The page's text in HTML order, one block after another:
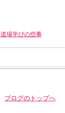
道場学びの些事
ブログのトップへ